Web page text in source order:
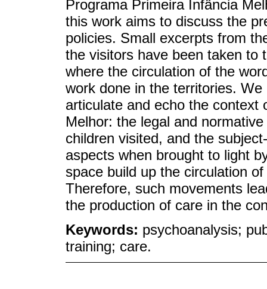
Programa Primeira Infância
this work aims to discuss the
policies. Small excerpts from
the visitors have been taken to
where the circulation of the
work done in the territories.
articulate and echo the context
Melhor: the legal and
children visited, and the
aspects when brought to light
space build up the circulation
Therefore, such movements
the production of care in the
Keywords: psychoanalysis;
training; care.